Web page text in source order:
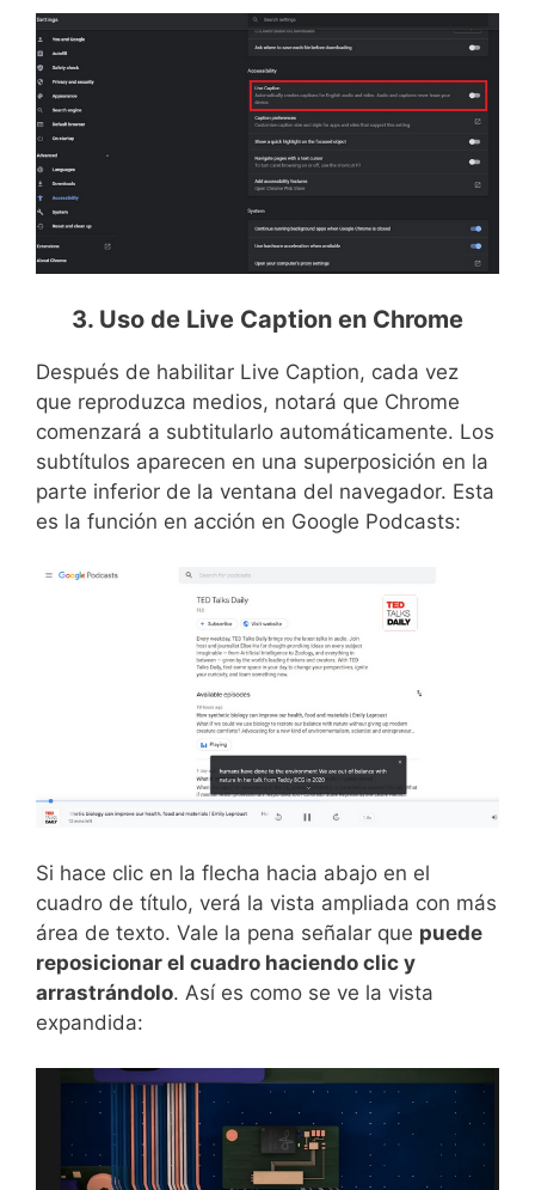
3. Uso de Live Caption en Chrome
Después de habilitar Live Caption, cada vez
que reproduzca medios, notará que Chrome
comenzará a subtitularlo automáticamente. Los
subtítulos aparecen en una superposición en la
parte inferior de la ventana del navegador. Esta
es la función en acción en Google Podcasts:
Si hace clic en la flecha hacia abajo en el
cuadro de título, verá la vista ampliada con más
área de texto. Vale la pena señalar que puede
reposicionar el cuadro haciendo clic y
arrastrándolo. Así es como se ve la vista
expandida: